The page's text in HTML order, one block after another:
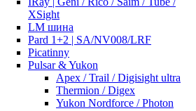
XSight
LM шина
Pard 1+2 | SA/NV008/LRF
Picatinny
Pulsar & Yukon
Apex / Trail / Digisight ultra
Thermion / Digex
Yukon Nordforce / Photon